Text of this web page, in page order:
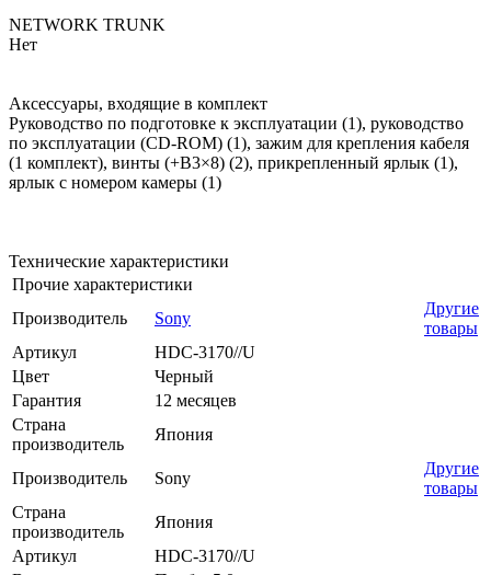
NETWORK TRUNK
Нет
Аксессуары, входящие в комплект
Руководство по подготовке к эксплуатации (1), руководство
по эксплуатации (CD-ROM) (1), зажим для крепления кабеля
(1 комплект), винты (+B3×8) (2), прикрепленный ярлык (1),
ярлык с номером камеры (1)
Технические характеристики
Прочие характеристики
Производитель
Sony
Другие
товары
Артикул
HDC-3170//U
Цвет
Черный
Гарантия
12 месяцев
Страна
производитель
Япония
Производитель Sony
Другие
товары
Страна
производитель
Япония
Артикул
HDC-3170//U